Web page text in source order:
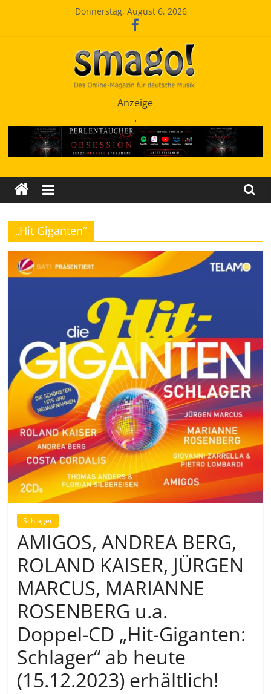
Donnerstag, August 6, 2026
SchlagerMAGazinOnline
Anzeige
.
„Hit Giganten“
Schlager
AMIGOS, ANDREA BERG,
ROLAND KAISER, JÜRGEN
MARCUS, MARIANNE
ROSENBERG u.a.
Doppel-CD „Hit-Giganten:
Schlager“ ab heute
(15.12.2023) erhältlich!